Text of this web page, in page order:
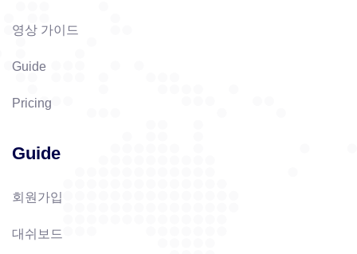
영상 가이드
Guide
Pricing
Guide
회원가입
대쉬보드